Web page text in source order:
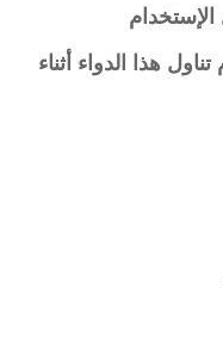
هذا الدواء أثناء